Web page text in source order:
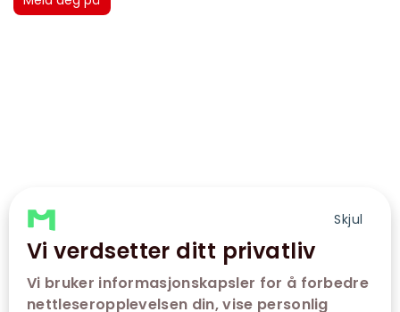
Skjul
Vi verdsetter ditt privatliv
Vi bruker informasjonskapsler for å forbedre
nettleseropplevelsen din, vise personlig